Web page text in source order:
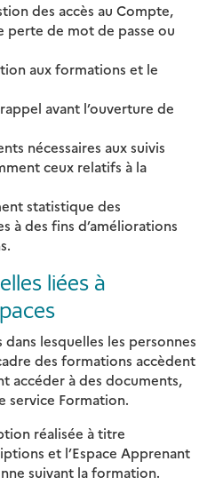
des accès au Compte,
perte de mot de passe ou
aux formations et le
avant l’ouverture de
nécessaires aux suivis
ceux relatifs à la
statistique des
à des fins d’améliorations
liées à
dans lesquelles les personnes
des formations accèdent
accéder à des documents,
service Formation.
réalisée à titre
et l’Espace Apprenant
suivant la formation.